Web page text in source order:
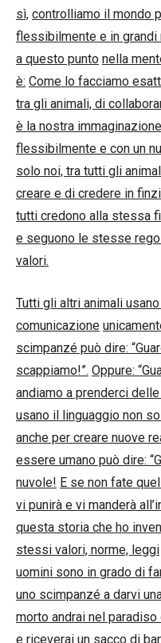
sì, controlliamo il mondo
flessibilmente e in grandi
a questo punto nella
è: Come lo facciamo
tra gli animali, di
è la nostra
flessibilmente e con un
solo noi, tra tutti gli
creare e di credere in
tutti credono alla stessa
e seguono le stesse
valori.
Tutti gli altri animali
comunicazione
scimpanzé può dire:
scappiamo!”. Oppure:
andiamo a prenderci delle
usano il linguaggio non
anche per creare nuove
essere umano può dire:
nuvole! E se non fate
vi punirà e vi manderà
questa storia che ho
stessi valori, norme, leggi
uomini sono in grado di
uno scimpanzé a darvi
morto andrai nel
e riceverai un sacco di